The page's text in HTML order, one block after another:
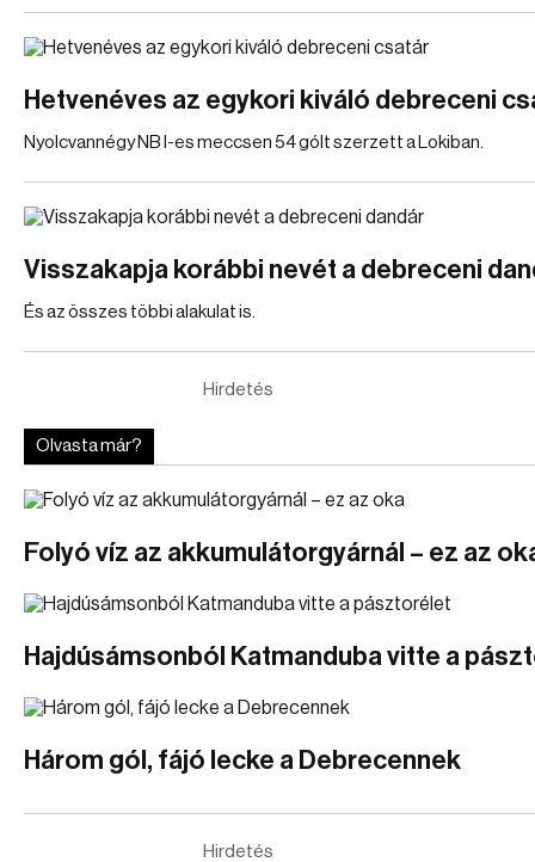
Hetvenéves az egykori kiváló debreceni
Nyolcvannégy NB I-es meccsen 54 gólt szerzett a Lokiban.
Visszakapja korábbi nevét a debreceni
És az összes többi alakulat is.
Hirdetés
Olvasta már?
Folyó víz az akkumulátorgyárnál – ez az
Hajdúsámsonból Katmanduba vitte a
Három gól, fájó lecke a Debrecennek
Hirdetés